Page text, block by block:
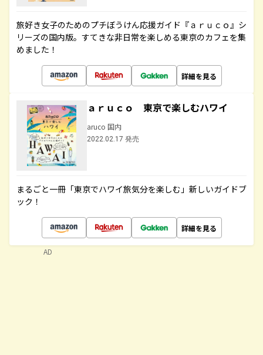
旅好き女子のためのプチぼうけん応援ガイド『ａｒｕｃｏ』シ
リーズの国内版。すてきな非日常を楽しめる東京のカフェを集
めました！
詳細を見る
ａｒｕｃｏ 東京で楽しむハワイ
aruco 国内
2022.02.17 発売
まるごと一冊「東京でハワイ旅気分を楽しむ」新しいガイドブ
ック！
詳細を見る
AD